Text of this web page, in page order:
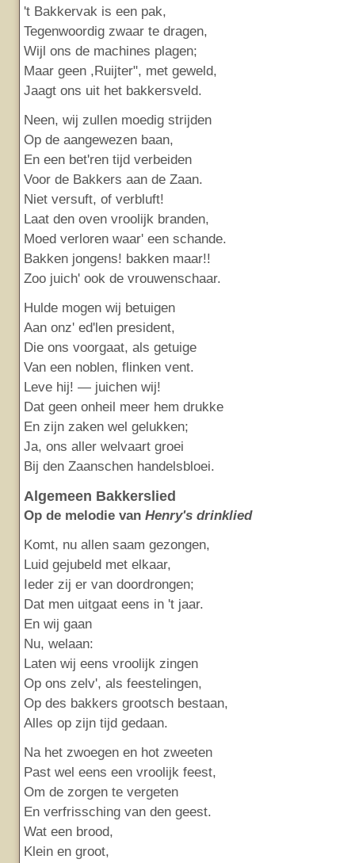
't Bakkervak is een pak,
Tegenwoordig zwaar te dragen,
Wijl ons de machines plagen;
Maar geen ,Ruijter", met geweld,
Jaagt ons uit het bakkersveld.
Neen, wij zullen moedig strijden
Op de aangewezen baan,
En een bet'ren tijd verbeiden
Voor de Bakkers aan de Zaan.
Niet versuft, of verbluft!
Laat den oven vroolijk branden,
Moed verloren waar' een schande.
Bakken jongens! bakken maar!!
Zoo juich' ook de vrouwenschaar.
Hulde mogen wij betuigen
Aan onz' ed'len president,
Die ons voorgaat, als getuige
Van een noblen, flinken vent.
Leve hij! — juichen wij!
Dat geen onheil meer hem drukke
En zijn zaken wel gelukken;
Ja, ons aller welvaart groei
Bij den Zaanschen handelsbloei.
Algemeen Bakkerslied
Op de melodie van Henry's drinklied
Komt, nu allen saam gezongen,
Luid gejubeld met elkaar,
Ieder zij er van doordrongen;
Dat men uitgaat eens in 't jaar.
En wij gaan
Nu, welaan:
Laten wij eens vroolijk zingen
Op ons zelv', als feestelingen,
Op des bakkers grootsch bestaan,
Alles op zijn tijd gedaan.
Na het zwoegen en hot zweeten
Past wel eens een vroolijk feest,
Om de zorgen te vergeten
En verfrissching van den geest.
Wat een brood,
Klein en groot,